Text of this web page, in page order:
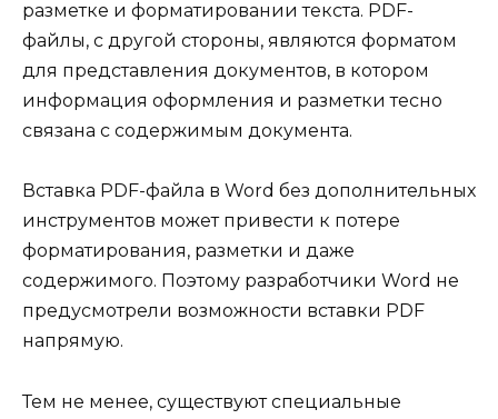
разметке и форматировании текста. PDF-
файлы, с другой стороны, являются форматом
для представления документов, в котором
информация оформления и разметки тесно
связана с содержимым документа.
Вставка PDF-файла в Word без дополнительных
инструментов может привести к потере
форматирования, разметки и даже
содержимого. Поэтому разработчики Word не
предусмотрели возможности вставки PDF
напрямую.
Тем не менее, существуют специальные